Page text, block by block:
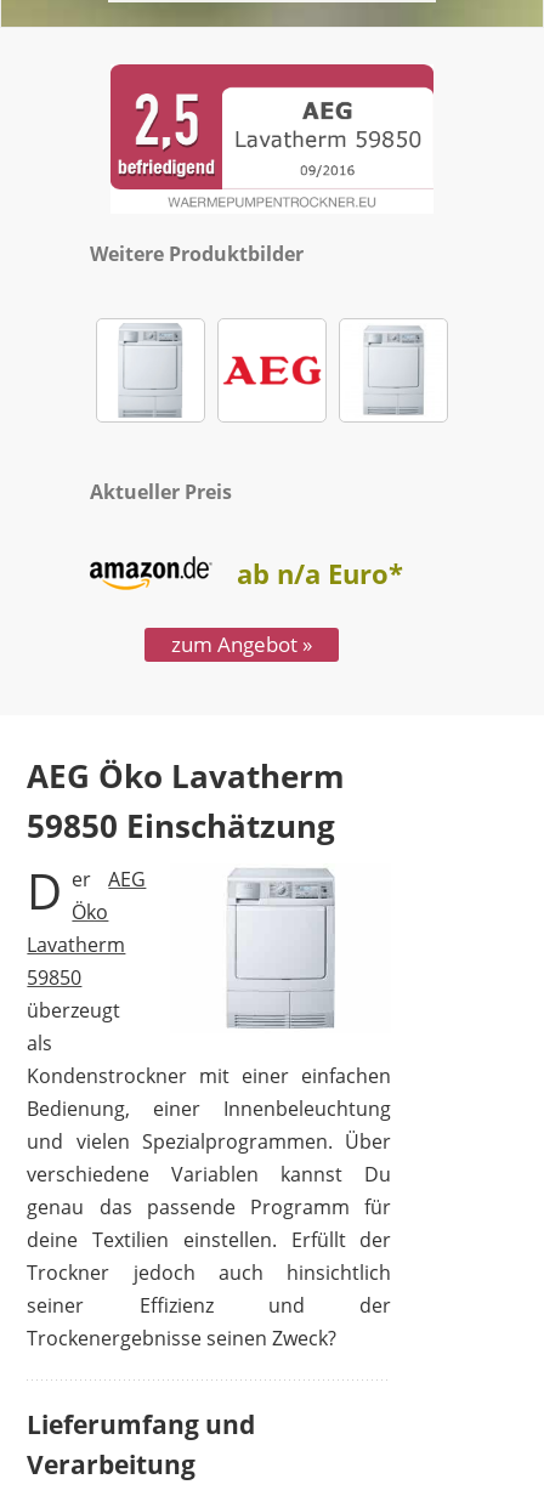
Weitere Produktbilder
Aktueller Preis
ab n/a Euro*
zum Angebot »
AEG Öko Lavatherm
59850
Test
D erAEG
Öko
Lavatherm
59850
überzeugt
als
Kondenstrockner mit einer einfachen
Bedienung, einer Innenbeleuchtung
und vielen Spezialprogrammen. Über
verschiedene Variablen kannst Du
genau das passende Programm für
deine Textilien einstellen. Erfüllt der
Trockner jedoch auch hinsichtlich
seiner Effizienz und der
Trockenergebnisse seinen Zweck?
Lieferumfang und
Verarbeitung